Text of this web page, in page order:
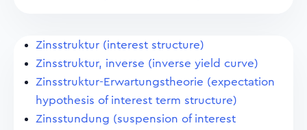
Zinsstruktur (interest structure)
Zinsstruktur, inverse (inverse yield curve)
Zinsstruktur-Erwartungstheorie (expectation
hypothesis of interest term structure)
Zinsstundung (suspension of interest